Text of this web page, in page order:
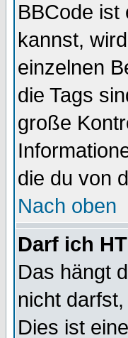
BBCode ist
kannst,
einzelnen
die Tags
große
die du von
Nach oben
Darf ich
Das hängt
nicht
Dies ist eine